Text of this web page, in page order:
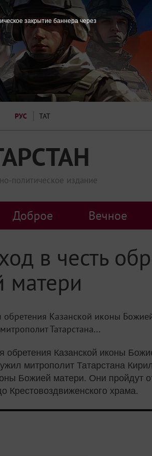
РУС ТАТ
политическое издание
Доброе Вечное
в честь
матери
обретения Казанской иконы
Татарстана...
обретения Казанской иконы
митрополит Татарстана
Божией матери. Они пройдут
Крестовоздвиженского храма.
закрытие баннера через